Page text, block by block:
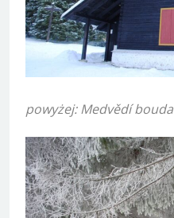
powyżej: Medvědí bouda